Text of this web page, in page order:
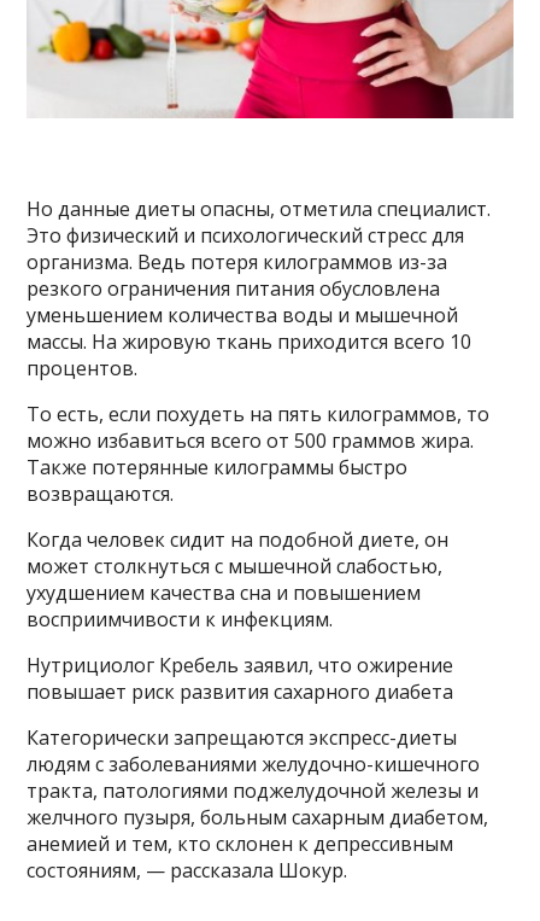
Но данные диеты опасны, отметила специалист.
Это физический и психологический стресс для
организма. Ведь потеря килограммов из-за
резкого ограничения питания обусловлена
уменьшением количества воды и мышечной
массы. На жировую ткань приходится всего 10
процентов.
То есть, если похудеть на пять килограммов, то
можно избавиться всего от 500 граммов жира.
Также потерянные килограммы быстро
возвращаются.
Когда человек сидит на подобной диете, он
может столкнуться с мышечной слабостью,
ухудшением качества сна и повышением
восприимчивости к инфекциям.
Нутрициолог Кребель заявил, что ожирение
повышает риск развития сахарного диабета
Категорически запрещаются экспресс-диеты
людям с заболеваниями желудочно-кишечного
тракта, патологиями поджелудочной железы и
желчного пузыря, больным сахарным диабетом,
анемией и тем, кто склонен к депрессивным
состояниям, — рассказала Шокур.